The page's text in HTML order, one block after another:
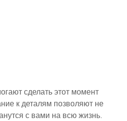
сделать этот момент
к деталям позволяют не
с вами на всю жизнь.